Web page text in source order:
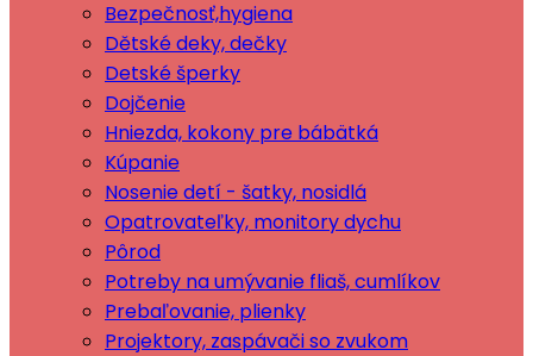
Bezpečnosť,hygiena
Dětské deky, dečky
Detské šperky
Dojčenie
Hniezda, kokony pre bábätká
Kúpanie
Nosenie detí - šatky, nosidlá
Opatrovateľky, monitory dychu
Pôrod
Potreby na umývanie fliaš, cumlíkov
Prebaľovanie, plienky
Projektory, zaspávači so zvukom